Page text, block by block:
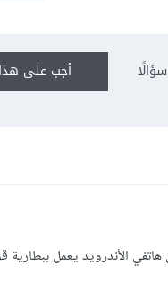
أجب على
الأندرويد يعمل ببطارية